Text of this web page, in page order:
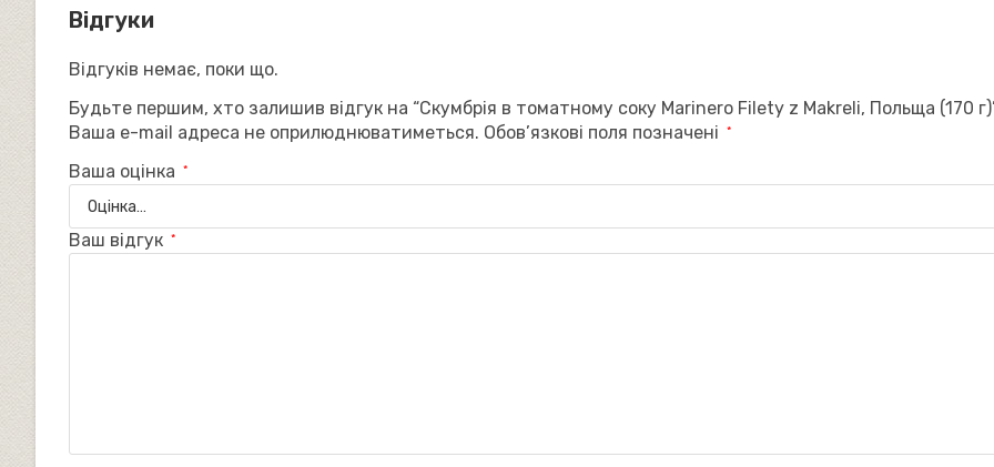
Відгуки
Відгуків немає, поки що.
Будьте першим, хто залишив відгук на “Скумбрія в томатному соку Marinero Filety z Makreli, Польща (170
Ваша e-mail адреса не оприлюднюватиметься. Обов’язкові поля позначені *
Ваша оцінка *
Ваш відгук *